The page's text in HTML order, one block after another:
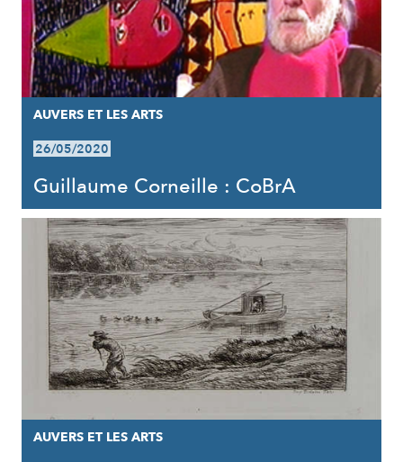
AUVERS ET LES ARTS
26/05/2020
Guillaume Corneille : CoBrA
AUVERS ET LES ARTS